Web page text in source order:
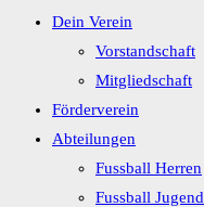
Dein Verein
Vorstandschaft
Mitgliedschaft
Förderverein
Abteilungen
Fussball Herren
Fussball Jugend